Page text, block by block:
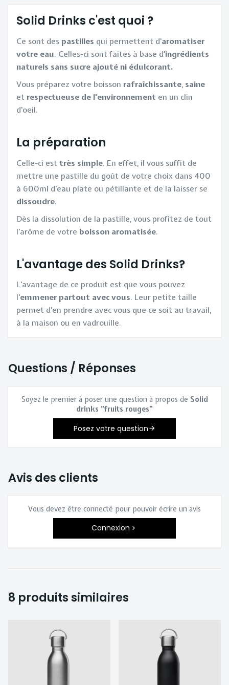
Solid Drinks c'est quoi ?
Ce sont despastilles qui permettent d'aromatiser
votre eau. Celles-ci sont faites à base d'ingrédients
naturels sans sucre ajouté ni édulcorant.
Vous préparez votre boisson rafraîchissante, saine
et respectueuse de l'environnement en un clin
d'oeil.
La préparation
Celle-ci est très simple. En effet, il vous suffit de
mettre une pastille du goût de votre choix dans 400
à 600ml d'eau plate ou pétillante et de la laisser se
dissoudre.
Dès la dissolution de la pastille, vous profitez de tout
l'arôme de votre boisson aromatisée.
L'avantage des Solid Drinks?
L'avantage de ce produit est que vous pouvez
l'emmener partout avec vous. Leur petite taille
permet d'en prendre avec vous que ce soit au travail,
à la maison ou en vadrouille.
Questions / Réponses
Soyez le premier à poser une question à propos de Solid
drinks "fruits rouges"
Posez votre question
Avis des clients
Vous devez être connecté pour pouvoir écrire un avis
Connexion
8 produits similaires